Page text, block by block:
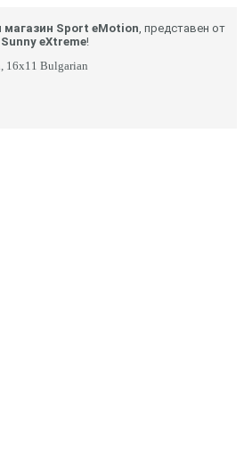
магазин Sport eMotion, представен от
Sunny eXtreme!
Bulgarian